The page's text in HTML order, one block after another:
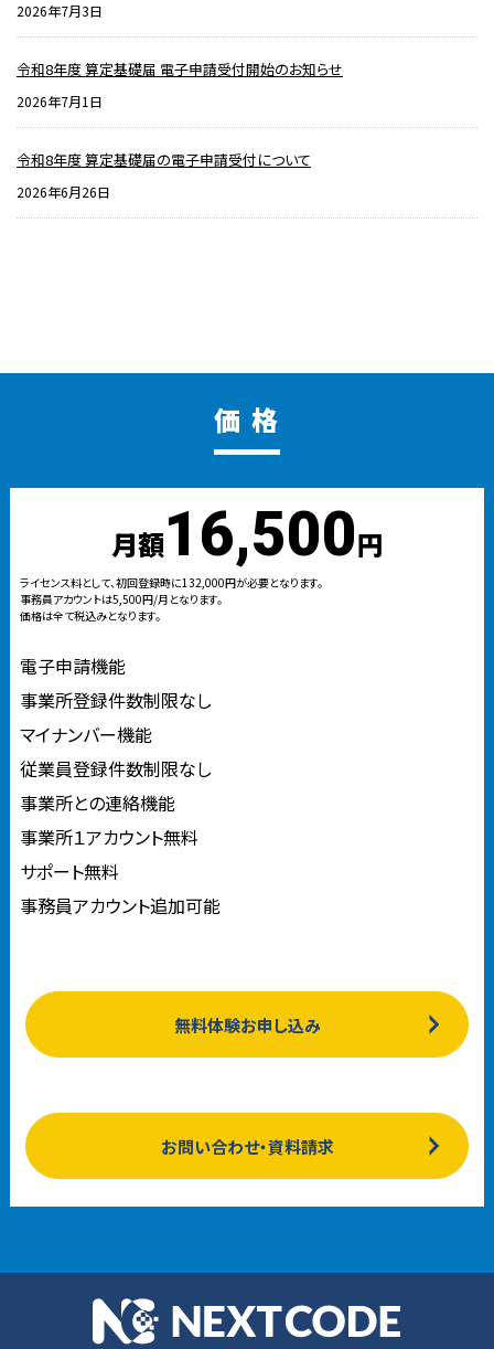
2026年7月3日
令和8年度 算定基礎届 電子申請受付開始のお知らせ
2026年7月1日
令和8年度 算定基礎届の電子申請受付について
2026年6月26日
価 格
月額16,500円
ライセンス料として、初回登録時に132,000円が必要となります。
事務員アカウントは5,500円/月となります。
価格は全て税込みとなります。
電子申請機能
事業所登録件数制限なし
マイナンバー機能
従業員登録件数制限なし
事業所との連絡機能
事業所１アカウント無料
サポート無料
事務員アカウント追加可能
無料体験お申し込み
お問い合わせ・資料請求